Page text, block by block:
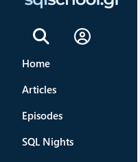
Sign In
Home
Articles
Episodes
SQL Nights